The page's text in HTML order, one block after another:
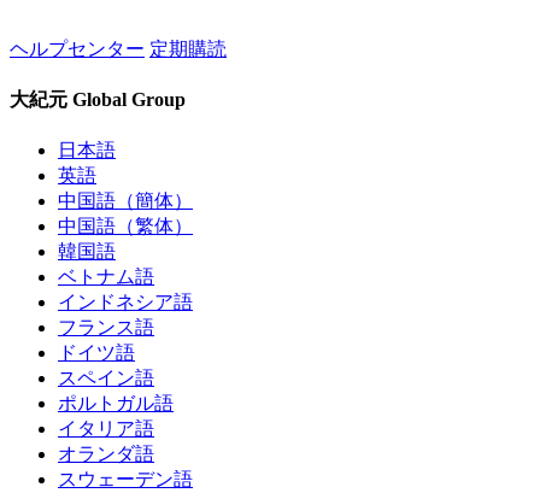
ヘルプセンター 定期購読
大紀元 Global Group
日本語
英語
中国語（簡体）
中国語（繁体）
韓国語
ベトナム語
インドネシア語
フランス語
ドイツ語
スペイン語
ポルトガル語
イタリア語
オランダ語
スウェーデン語